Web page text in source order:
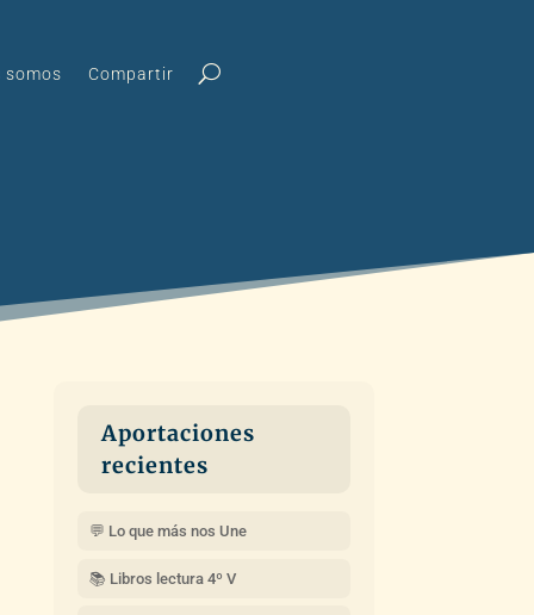
somos Compartir
Aportaciones
recientes
💬 Lo que más nos Une
📚 Libros lectura 4º V